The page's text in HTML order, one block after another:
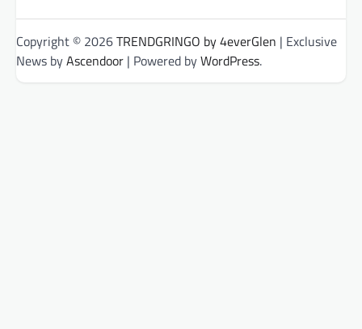
Copyright © 2026TRENDGRINGO by 4everGlen | Exclusive
News byAscendoor | Powered byWordPress.